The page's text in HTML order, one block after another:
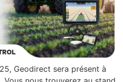
Geodirect sera présent à